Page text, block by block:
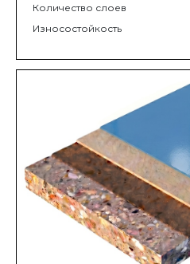
Количество слоев
Износостойкость